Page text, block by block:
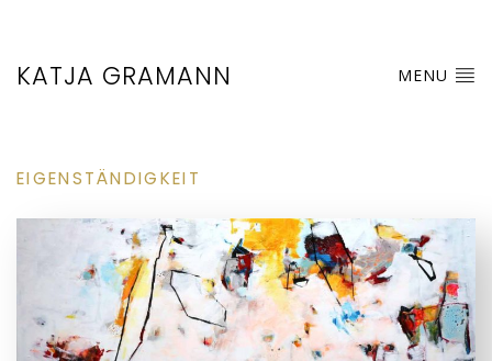
KATJA GRAMANN MENU
EIGENSTÄNDIGKEIT